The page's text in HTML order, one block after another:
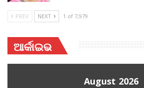
PREV NEXT 1 of 7,979
ଆର୍କାଇଭ
August 2026